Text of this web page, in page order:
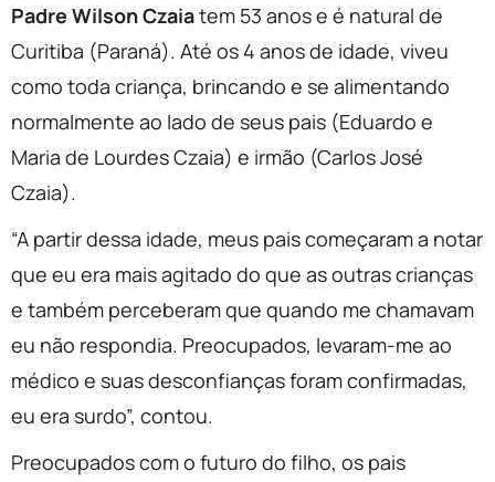
Padre Wilson Czaiatem 53 anos e é natural de
Curitiba (Paraná). Até os 4 anos de idade, viveu
como toda criança, brincando e se alimentando
normalmente ao lado de seus pais (Eduardo e
Maria de Lourdes Czaia) e irmão (Carlos José
Czaia).
“A partir dessa idade, meus pais começaram a notar
que eu era mais agitado do que as outras crianças
e também perceberam que quando me chamavam
eu não respondia. Preocupados, levaram-me ao
médico e suas desconfianças foram confirmadas,
eu era surdo”, contou.
Preocupados com o futuro do filho, os pais